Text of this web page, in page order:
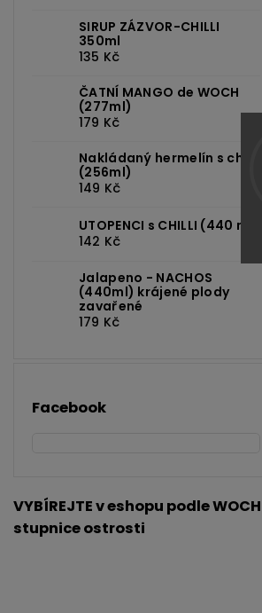
SIRUP ZÁZVOR-CHILLI
350ml
135 Kč
ČATNÍ MANGO de WOCH
(277ml)
179 Kč
Nakládaný hermelín s chilli
(256ml)
149 Kč
UTOPENCI s CHILLI (440 ml)
142 Kč
Jalapeno - NACHOS
(440ml) krájené plody
zavařené
179 Kč
Facebook
VYBÍREJTE v eshopu podle WOCH
stupnice ostrosti